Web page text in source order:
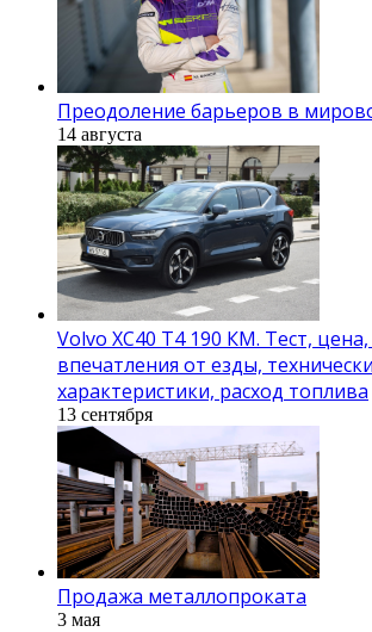
Преодоление барьеров в
14 августа
Volvo XC40 T4 190 КМ. Тест,
впечатления от езды,
характеристики, расход топлива
13 сентября
Продажа металлопроката
3 мая